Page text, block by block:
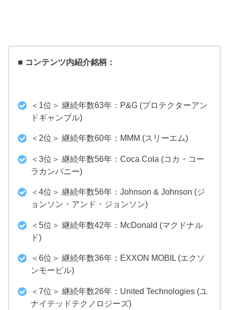
■ コンテンツ内紹介銘柄：
＜1位＞ 継続年数63年：P&G (プロテクターアン
ドギャンブル)
＜2位＞ 継続年数60年：MMM (スリーエム)
＜3位＞ 継続年数56年：Coca Cola (コカ・コー
ラカンパニー)
＜4位＞ 継続年数56年：Johnson & Johnson (ジ
ョンソン・アンド・ジョンソン)
＜5位＞ 継続年数42年：McDonald (マクドナル
ド)
＜6位＞ 継続年数36年：EXXON MOBIL (エクソ
ンモービル)
＜7位＞ 継続年数26年：United Technologies (ユ
ナイテッドテクノロジーズ)